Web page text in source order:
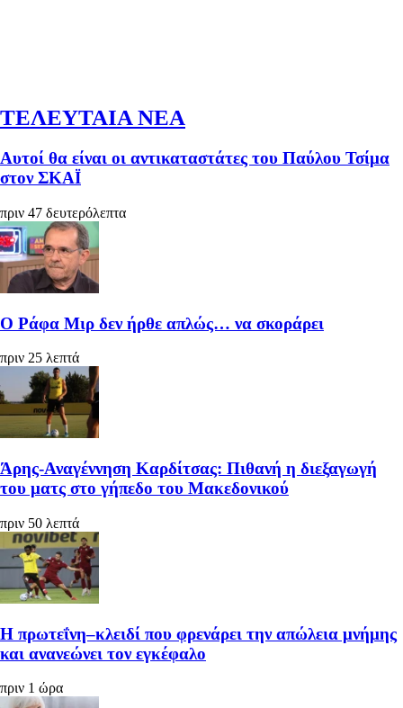
ΤΕΛΕΥΤΑΙΑ ΝΕΑ
Αυτοί θα είναι οι αντικαταστάτες του Παύλου Τσίμα
στον ΣΚΑΪ
πριν 47 δευτερόλεπτα
Ο Ράφα Μιρ δεν ήρθε απλώς… να σκοράρει
πριν 25 λεπτά
Άρης-Αναγέννηση Καρδίτσας: Πιθανή η διεξαγωγή
του ματς στο γήπεδο του Μακεδονικού
πριν 50 λεπτά
Η πρωτεΐνη–κλειδί που φρενάρει την απώλεια μνήμης
και ανανεώνει τον εγκέφαλο
πριν 1 ώρα